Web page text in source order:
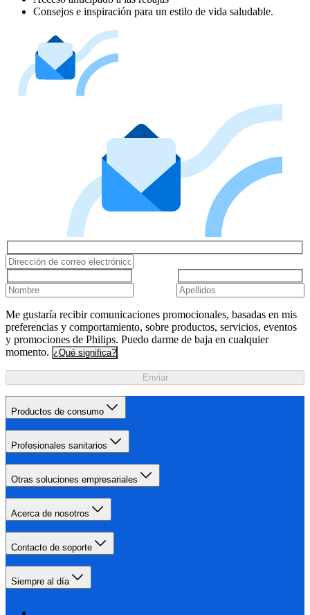
Consejos e inspiración para un estilo de vida saludable.
Me gustaría recibir comunicaciones promocionales, basadas en mis
preferencias y comportamiento, sobre productos, servicios, eventos
y promociones de Philips. Puedo darme de baja en cualquier
momento. ¿Qué significa?
Enviar
Productos de consumo
Profesionales sanitarios
Otras soluciones empresariales
Acerca de nosotros
Contacto de soporte
Siempre al día